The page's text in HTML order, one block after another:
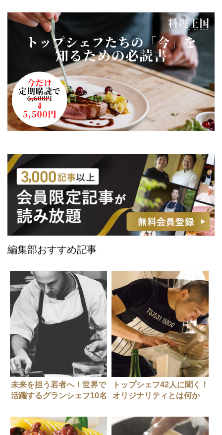
編集部おすすめ記事
未来を担う若者へ！世界で
活躍するグランシェフ10名
トップシェフ42人に聞く！
オリジナリティとは何か